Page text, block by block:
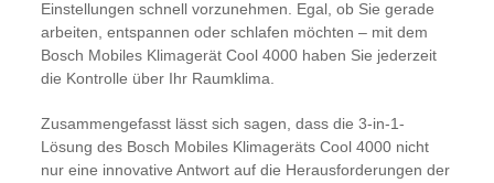
Einstellungen schnell vorzunehmen. Egal, ob Sie gerade
arbeiten, entspannen oder schlafen möchten – mit dem
Bosch Mobiles Klimagerät Cool 4000 haben Sie jederzeit
die Kontrolle über Ihr Raumklima.
Zusammengefasst lässt sich sagen, dass die 3-in-1-
Lösung des Bosch Mobiles Klimageräts Cool 4000 nicht
nur eine innovative Antwort auf die Herausforderungen der